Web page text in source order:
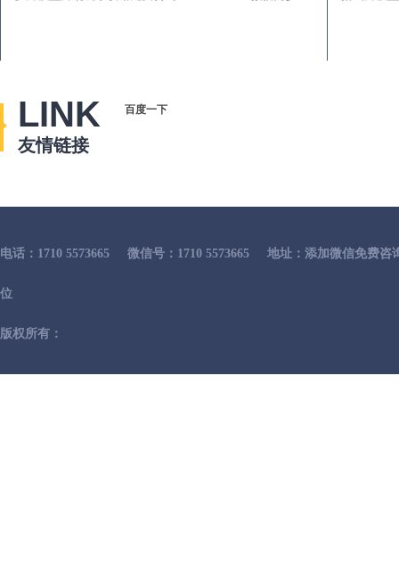
LINK
友情链接
百度一下
电话：1710 5573665 微信号：1710 5573665 地址：添加微信免费咨
位
版权所有：